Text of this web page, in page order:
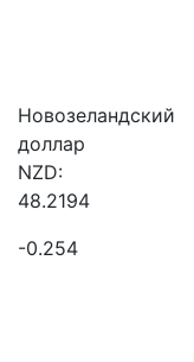
Новозеландский
доллар
NZD:
48.2194
-0.254